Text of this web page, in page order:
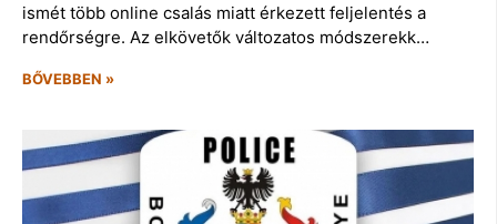
ismét több online csalás miatt érkezett feljelentés a
rendőrségre. Az elkövetők változatos módszerekk…
BŐVEBBEN »